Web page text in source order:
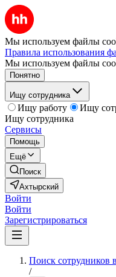
Мы используем файлы
Правила использования
Мы используем файлы
Понятно
Ищу сотрудника
Ищу работу
Ищу
Ищу сотрудника
Сервисы
Помощь
Ещё
Поиск
Ахтырский
Войти
Войти
Зарегистрироваться
Поиск сотрудников
/